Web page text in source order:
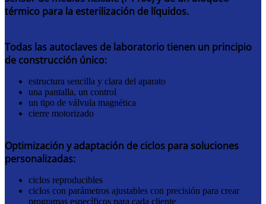
térmico para la esterilización de líquidos.
Todas las autoclaves de laboratorio tienen un principio
de construcción único:
estructura sencilla y clara del aparato
una pantalla, un control
un tipo de válvula magnética
cierre motorizado
Optimización y adaptación de ciclos para soluciones
personalizadas:
ciclos reproducibles
ciclos con parámetros ajustables con precisión para crear
programas específicos para cada cliente